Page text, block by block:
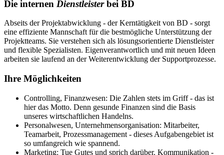
Die internen Dienstleisterbei BD
Abseits der Projektabwicklung - der Kerntätigkeit von BD - sorgt
eine effiziente Mannschaft für die bestmögliche Unterstützung der
Projektteams. Sie verstehen sich als lösungsorientierte Dienstleister
und flexible Spezialisten. Eigenverantwortlich und mit neuen Ideen
arbeiten sie laufend an der Weiterentwicklung der Supportprozesse.
Ihre Möglichkeiten
Controlling, Finanzwesen: Die Zahlen stets im Griff - das ist
hier das Motto. Denn gesunde Finanzen sind die Basis
unseres wirtschaftlichen Handelns.
Personalwesen, Unternehmensorganisation: Mitarbeiter,
Teamarbeit, Prozessmanagement - dieses Aufgabengebiet ist
so umfangreich wie spannend.
Marketing: Tue Gutes und sprich darüber. Kommunikation -